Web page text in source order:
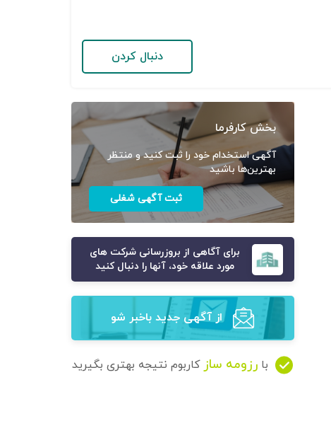
دنبال کردن
بخش کارفرما
آگهی استخدام خود را ثبت کنید و منتظر
بهترین‌ها باشید
ثبت آگهی شغلی
برای آگاهی از بروزرسانی شرکت های
مورد علاقه خود، آنها را دنبال کنید
از آگهی‌ جدید باخبر شو
با رزومه ساز کاربوم نتیجه بهتری بگیرید